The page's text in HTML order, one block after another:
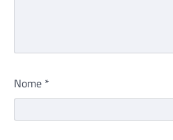
Nome *